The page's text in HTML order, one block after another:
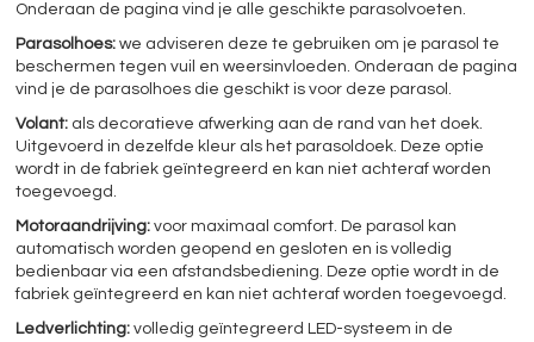
Onderaan de pagina vind je alle geschikte parasolvoeten.
Parasolhoes: we adviseren deze te gebruiken om je parasol te
beschermen tegen vuil en weersinvloeden. Onderaan de pagina
vind je de parasolhoes die geschikt is voor deze parasol.
Volant: als decoratieve afwerking aan de rand van het doek.
Uitgevoerd in dezelfde kleur als het parasoldoek. Deze optie
wordt in de fabriek geïntegreerd en kan niet achteraf worden
toegevoegd.
Motoraandrijving: voor maximaal comfort. De parasol kan
automatisch worden geopend en gesloten en is volledig
bedienbaar via een afstandsbediening. Deze optie wordt in de
fabriek geïntegreerd en kan niet achteraf worden toegevoegd.
Ledverlichting: volledig geïntegreerd LED-systeem in de